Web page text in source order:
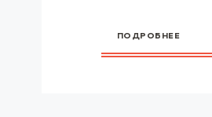
ПОДРОБНЕЕ